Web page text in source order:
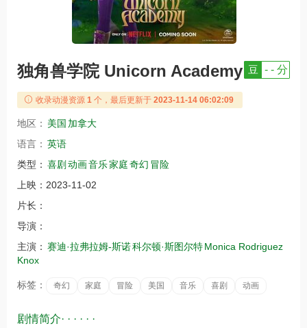
独角兽学院 Unicorn Academy 豆 - - 分
收录动漫资源 1 个，最后更新于 2023-11-14 06:02:09
地区： 美国 加拿大
语言： 英语
类型： 喜剧动画音乐家庭奇幻 冒险
上映： 2023-11-02
片长：
导演：
主演： 赛迪·拉弗拉姆-斯诺科尔顿·斯图尔特Monica Rodriguez
Knox
标签： 奇幻 家庭 冒险 美国 音乐 喜剧 动画
剧情简介· · · · · ·